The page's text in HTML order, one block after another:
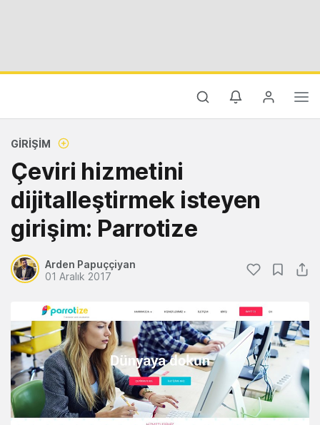
GIRIŞIM
Çeviri hizmetini
dijitalleştirmek isteyen
girişim: Parrotize
Arden Papuççiyan
01 Aralık 2017